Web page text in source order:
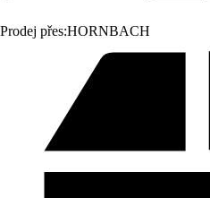
Prodej přes:HORNBACH